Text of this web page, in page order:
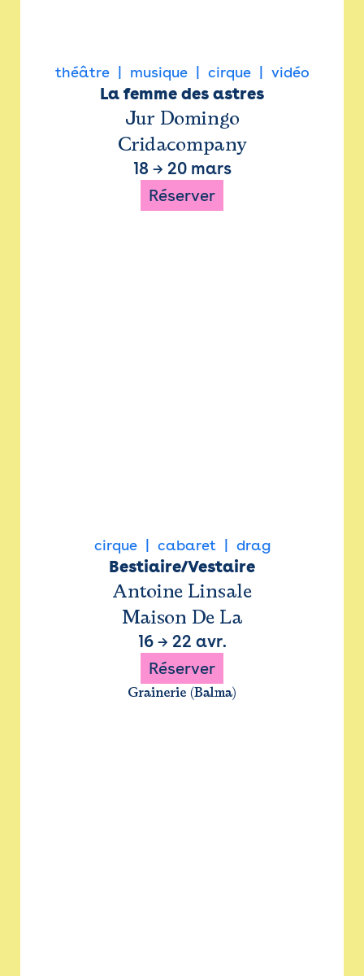
théâtre musique cirque vidéo
La femme des astres
Jur Domingo
Cridacompany
18 → 20 mars
Réserver
cirque cabaret drag
Bestiaire/Vestaire
Antoine Linsale
Maison De La
16→ 22 avr.
Réserver
Grainerie (Balma)